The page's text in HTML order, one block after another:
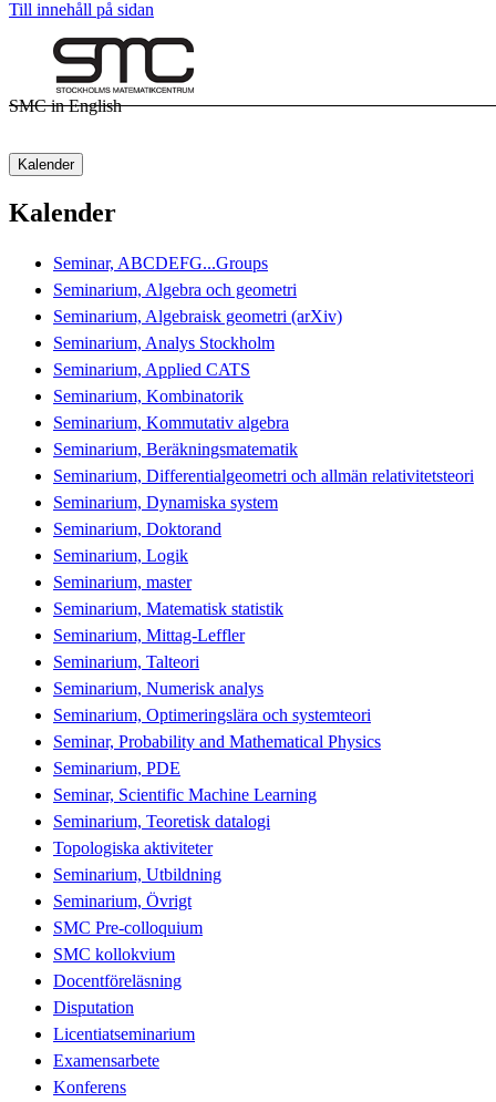
Till innehåll på sidan
SMC in English
Kalender
Kalender
Seminar, ABCDEFG...Groups
Seminarium, Algebra och geometri
Seminarium, Algebraisk geometri (arXiv)
Seminarium, Analys Stockholm
Seminarium, Applied CATS
Seminarium, Kombinatorik
Seminarium, Kommutativ algebra
Seminarium, Beräkningsmatematik
Seminarium, Differentialgeometri och allmän relativitetsteori
Seminarium, Dynamiska system
Seminarium, Doktorand
Seminarium, Logik
Seminarium, master
Seminarium, Matematisk statistik
Seminarium, Mittag-Leffler
Seminarium, Talteori
Seminarium, Numerisk analys
Seminarium, Optimeringslära och systemteori
Seminar, Probability and Mathematical Physics
Seminarium, PDE
Seminar, Scientific Machine Learning
Seminarium, Teoretisk datalogi
Topologiska aktiviteter
Seminarium, Utbildning
Seminarium, Övrigt
SMC Pre-colloquium
SMC kollokvium
Docentföreläsning
Disputation
Licentiatseminarium
Examensarbete
Konferens